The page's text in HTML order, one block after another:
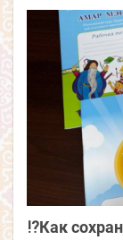
⁉️Как